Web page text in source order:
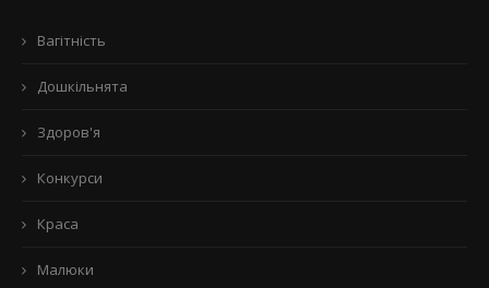
Вагітність
Дошкільнята
Здоров'я
Конкурси
Краса
Малюки